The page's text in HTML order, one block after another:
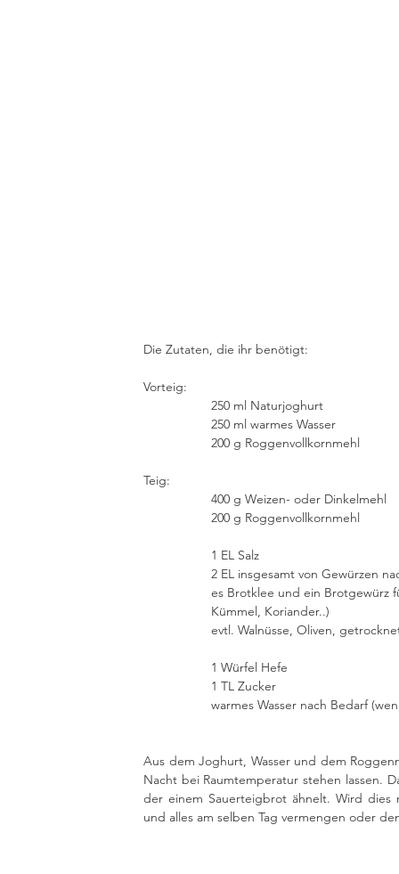
Die Zutaten, die ihr benötigt:
Vorteig:
                   250 ml Naturjoghurt
                   250 ml warmes Wasser
                   200 g Roggenvollkornmehl
Teig:
                   400 g Weizen- oder Dinkelmehl
                   200 g Roggenvollkornmehl
                   1 EL Salz
2 EL insgesamt von
es Brotklee und ein
                   Kümmel, Koriander..)
evtl. Walnüsse, Oliven,
                   1 Würfel Hefe
                   1 TL Zucker
warmes Wasser nach
Aus dem Joghurt, Wasser und dem
Nacht bei Raumtemperatur stehen lassen.
der einem Sauerteigbrot ähnelt. Wird dies
und alles am selben Tag vermengen oder